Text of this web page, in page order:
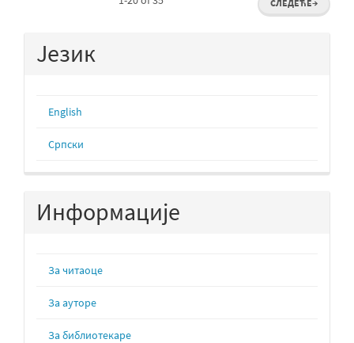
СЛЕДЕЋЕ→
Језик
English
Cрпски
Информације
За читаоце
За ауторе
За библиотекаре